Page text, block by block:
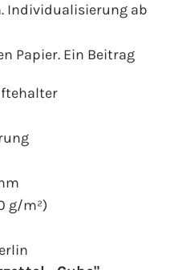
Individualisierung ab
Papier. Ein Beitrag
g/m²)